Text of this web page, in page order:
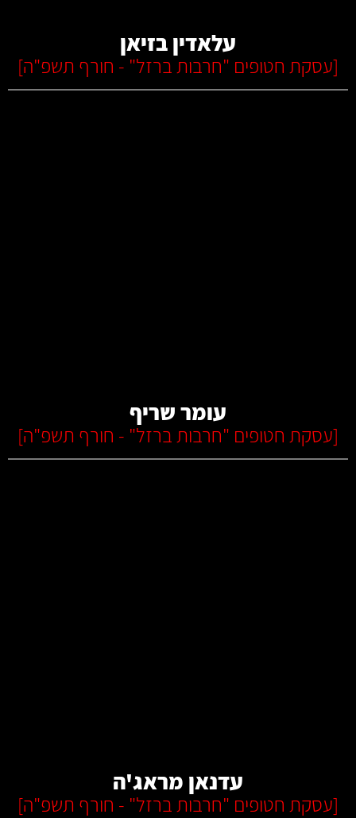
עלאדין בזיאן
[עסקת חטופים "חרבות ברזל" - חורף תשפ"ה]
עומר שריף
[עסקת חטופים "חרבות ברזל" - חורף תשפ"ה]
עדנאן מראג'ה
[עסקת חטופים "חרבות ברזל" - חורף תשפ"ה]